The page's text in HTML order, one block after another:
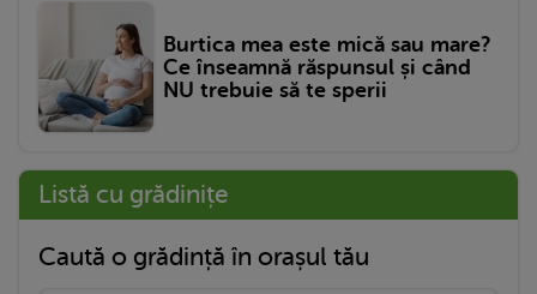
Burtica mea este mică sau mare?
Ce înseamnă răspunsul și când
NU trebuie să te sperii
Listă cu grădinițe
Caută o grădință în orașul tău